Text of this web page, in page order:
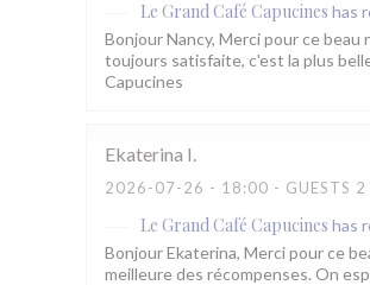
Le Grand Café Capucines has
Bonjour Nancy, Merci pour ce
toujours satisfaite, c'est la plus
Capucines
Ekaterina I
2026-07-26 - 18:00 - GUESTS 2
Le Grand Café Capucines has
Bonjour Ekaterina, Merci pour ce
meilleure des récompenses. On